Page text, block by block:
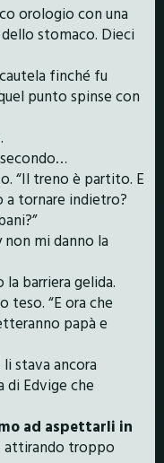
orologio con una
stomaco. Dieci
finché fu
punto spinse con
“Il treno è partito. E
a tornare indietro?
non mi danno la
barriera gelida.
teso. “E ora che
papà e
stava ancora
Edvige che
ad aspettarli in
attirando troppo